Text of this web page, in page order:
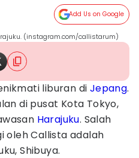
Add Us on Google
(instagram.com/callistarum)
liburan di Jepang.
di pusat Kota Tokyo,
Harajuku. Salah
oleh Callista adalah
Shibuya.